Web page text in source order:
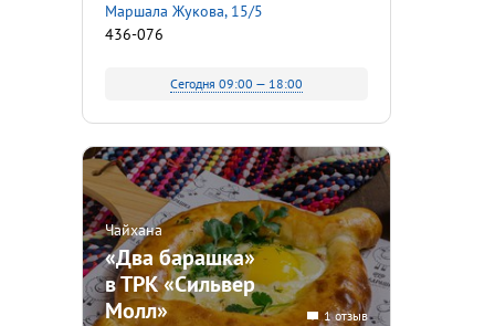
Маршала Жукова, 15/5
436-076
Сегодня 09:00 — 18:00
Чайхана
«Два барашка»
в ТРК «Сильвер
Молл»
1 отзыв